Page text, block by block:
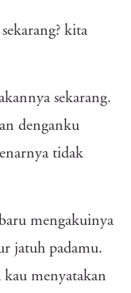
kita
sekarang.
denganku
tidak
mengakuinya
jatuh padamu.
menyatakan